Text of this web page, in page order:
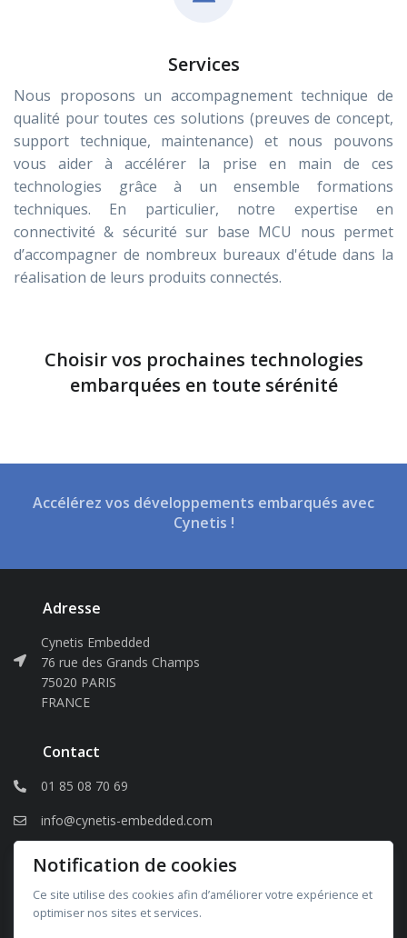
Services
Nous proposons un accompagnement technique de
qualité pour toutes ces solutions (preuves de concept,
support technique, maintenance) et nous pouvons
vous aider à accélérer la prise en main de ces
technologies grâce à un ensemble formations
techniques. En particulier, notre expertise en
connectivité & sécurité sur base MCU nous permet
d’accompagner de nombreux bureaux d'étude dans la
réalisation de leurs produits connectés.
Choisir vos prochaines technologies
embarquées en toute sérénité
Notification de cookies
Ce site utilise des cookies afin d’améliorer votre expérience et
optimiser nos sites et services.
Accélérez vos développements embarqués avec
Cynetis !
Adresse
Cynetis Embedded
76 rue des Grands Champs
75020 PARIS
FRANCE
Contact
01 85 08 70 69
info@cynetis-embedded.com
Mentions Légales